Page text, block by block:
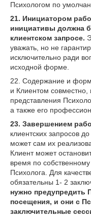
Психологом по
21. Инициатором
инициативы должна
клиентском запросе.
уважать, но не
исключительно ради
исходной форме.
22. Содержание и
и Клиентом совместно,
представления
а также его
23. Завершением
клиентских запросов
может сам их
Клиент может
время по
Психолога. Для
обязательны 1- 2
нужно предупредить
посещения, и они с
заключительные